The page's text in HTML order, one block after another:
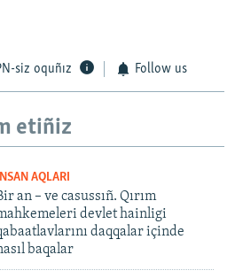
siz oquñız Follow us
etiñiz
AQLARI
an – ve casussıñ. Qırım
devlet hainligi
daqqalar içinde
baqalar